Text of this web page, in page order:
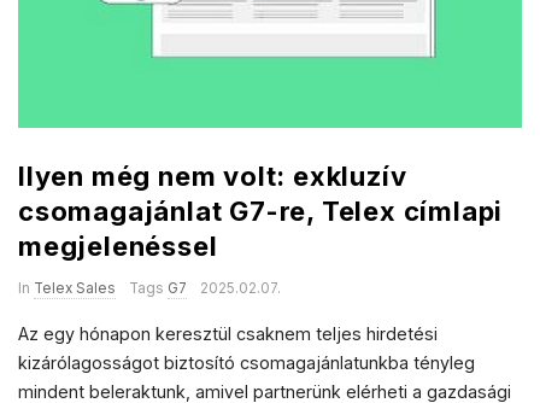
a
s
Ilyen még nem volt: exkluzív
csomagajánlat G7-re, Telex címlapi
megjelenéssel
In Telex Sales Tags G7 2025.02.07.
Az egy hónapon keresztül csaknem teljes hirdetési
kizárólagosságot biztosító csomagajánlatunkba tényleg
mindent beleraktunk, amivel partnerünk elérheti a gazdasági